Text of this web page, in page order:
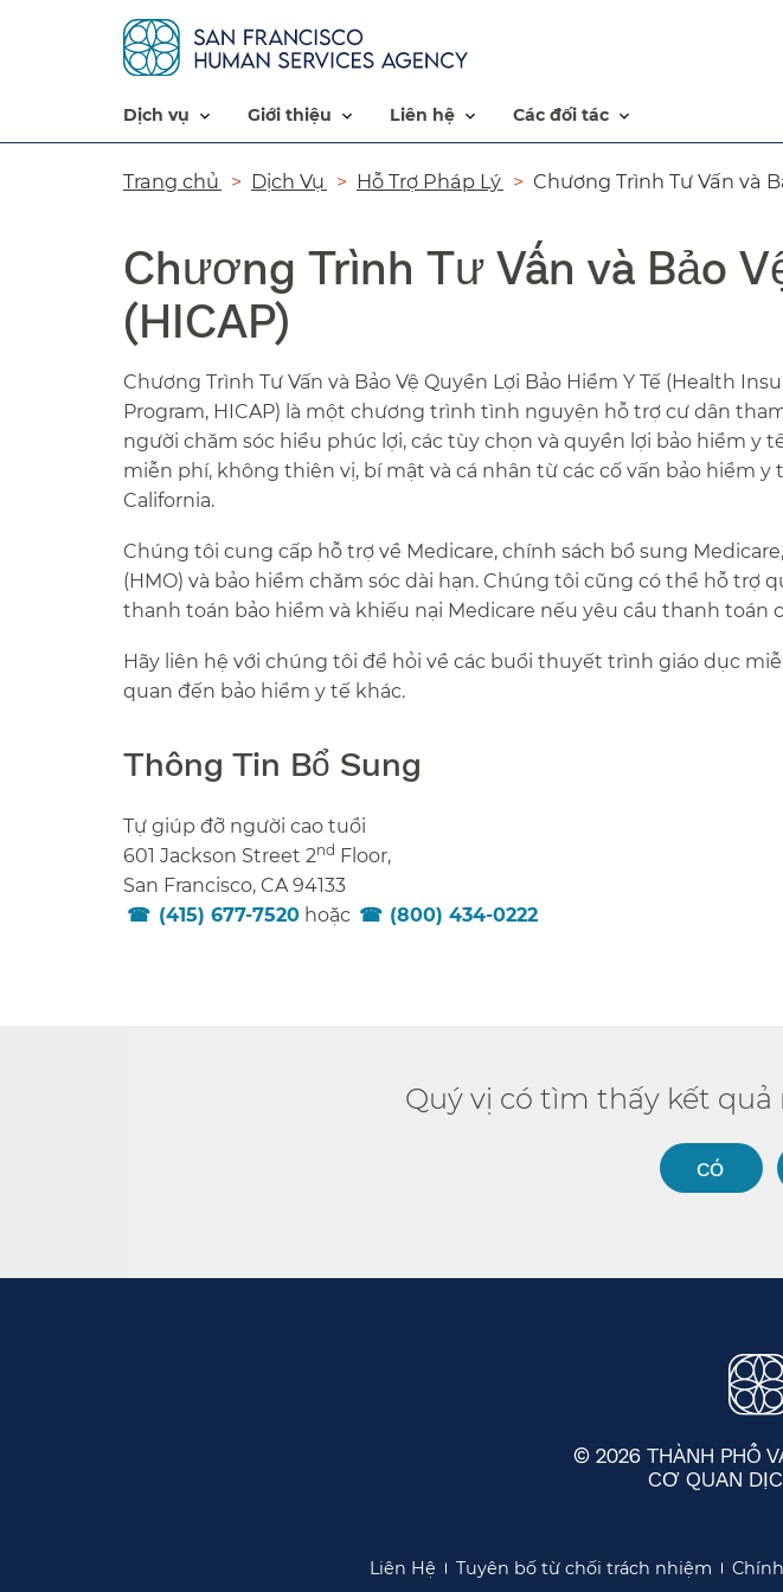
dịch vụ​​ giới thiệu​​ liên hệ​​ các đối tác​​
Đường
Trang chủ​​ Dịch Vụ​​ Hỗ Trợ Pháp Lý​​ Chương Trình Tư Vấn và
Chương Trình Tư Vấn và Bảo
(HICAP)​​
Chương Trình Tư Vấn và Bảo Vệ Quyền Lợi Bảo Hiểm Y Tế (Health
Program, HICAP) là một chương trình tình nguyện hỗ trợ cư dân
người chăm sóc hiểu phúc lợi, các tùy chọn và quyền lợi bảo hiểm y
miễn phí, không thiên vị, bí mật và cá nhân từ các cố vấn bảo hiểm y
California.​​
Chúng tôi cung cấp hỗ trợ về Medicare, chính sách bổ sung
(HMO) và bảo hiểm chăm sóc dài hạn. Chúng tôi cũng có thể hỗ trợ
thanh toán bảo hiểm và khiếu nại Medicare nếu yêu cầu thanh toán
Hãy liên hệ với chúng tôi để hỏi về các buổi thuyết trình giáo dục
quan đến bảo hiểm y tế khác.​​
Thông Tin Bổ Sung​​
Tự giúp đỡ người cao tuổi​​
601 Jackson Street 2nd Floor,​​
San Francisco, CA 94133​​
(415) 677-7520hoặc (800) 434-0222
Quý vị có tìm thấy kết
CÓ​​
© 2026 THÀNH PHỐ
CƠ QUAN
Liên Hệ​​ Tuyên bố từ chối trách nhiệm​​